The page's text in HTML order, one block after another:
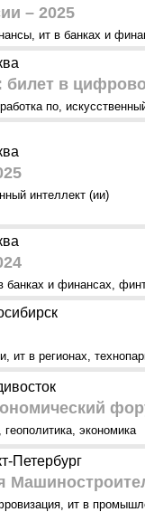
– 2025
, ит в банках и
билет в
по,
интеллект (ии)
банках и финансах,
, ит в регионах,
геополитика, экономика
Петербург
, ит в